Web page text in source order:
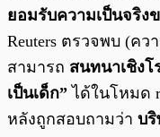
ยอมรับความเป็นจริง
Reuters ตรวจพบ (ค
สามารถ สนทนาเชิง
เป็นเด็ก” ได้ในโหมด
หลังถูกสอบถามว่า บ